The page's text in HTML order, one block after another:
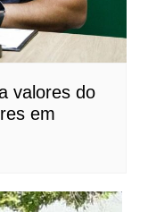
valores do
em